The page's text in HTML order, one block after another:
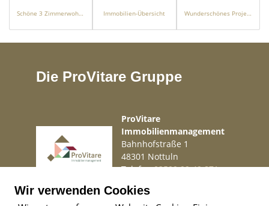
Schöne 3 Zimmerwohnung in einer wunderschönen Wohnanlage! Immobilien-Übersicht Wunderschönes Projekt in einer Top Lage für kleines Geld!!!
Die ProVitare Gruppe
ProVitare
Immobilienmanagement
Bahnhofstraße 1
48301 Nottuln
Telefon02509 99 49 871
Wir verwenden Cookies